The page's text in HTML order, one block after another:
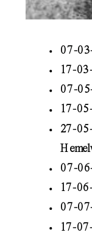
07-
17-
07-
17-
27-
07-
17-
07-
17-